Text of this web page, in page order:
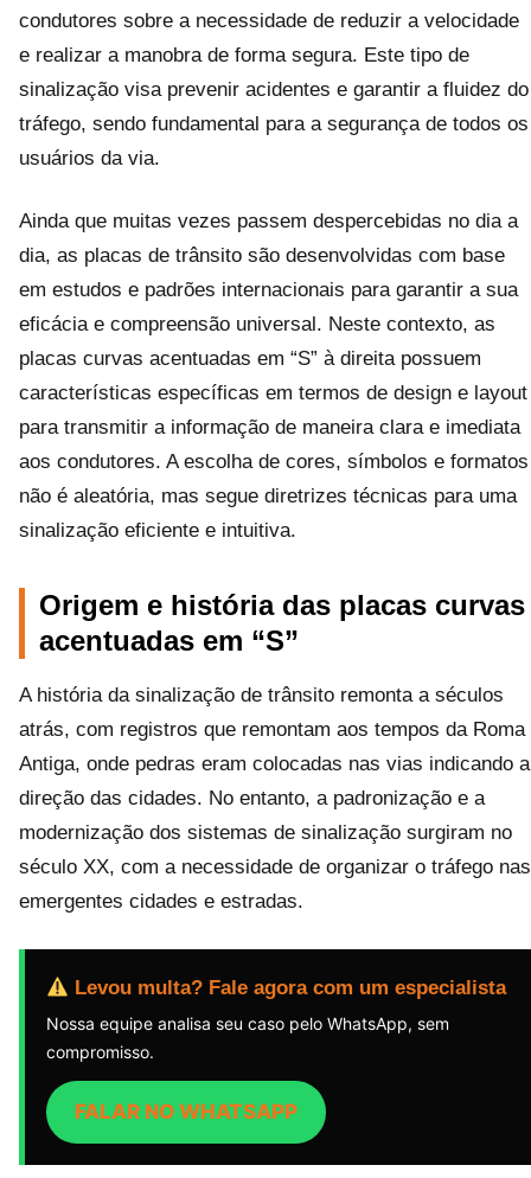
condutores sobre a necessidade de reduzir a velocidade
e realizar a manobra de forma segura. Este tipo de
sinalização visa prevenir acidentes e garantir a fluidez do
tráfego, sendo fundamental para a segurança de todos os
usuários da via.
Ainda que muitas vezes passem despercebidas no dia a
dia, as placas de trânsito são desenvolvidas com base
em estudos e padrões internacionais para garantir a sua
eficácia e compreensão universal. Neste contexto, as
placas curvas acentuadas em “S” à direita possuem
características específicas em termos de design e layout
para transmitir a informação de maneira clara e imediata
aos condutores. A escolha de cores, símbolos e formatos
não é aleatória, mas segue diretrizes técnicas para uma
sinalização eficiente e intuitiva.
Origem e história das placas curvas
acentuadas em “S”
A história da sinalização de trânsito remonta a séculos
atrás, com registros que remontam aos tempos da Roma
Antiga, onde pedras eram colocadas nas vias indicando a
direção das cidades. No entanto, a padronização e a
modernização dos sistemas de sinalização surgiram no
século XX, com a necessidade de organizar o tráfego nas
emergentes cidades e estradas.
Levou multa? Fale agora com um especialista
Nossa equipe analisa seu caso pelo WhatsApp, sem
compromisso.
FALAR NO WHATSAPP